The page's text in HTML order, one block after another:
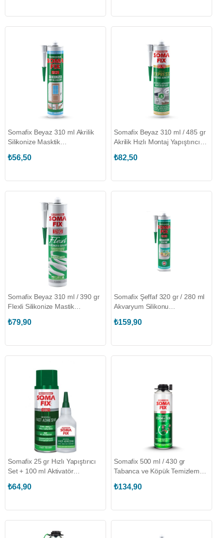
Somafix Beyaz 310 ml Akrilik
Silikonize Masktik
₺56,50
Somafix Beyaz 310 ml / 485 gr
Akrilik Hızlı Montaj Yapıştırıcısı
₺82,50
Somafix Beyaz 310 ml / 390 gr
Flexli Silikonize Mastik
₺79,90
Somafix Şeffaf 320 gr / 280 ml
Akvaryum Silikonu
₺159,90
Somafix 25 gr Hızlı Yapıştırıcı
Set + 100 ml Aktivatör
₺64,90
Somafix 500 ml / 430 gr
Tabanca ve Köpük Temizleme
₺134,90